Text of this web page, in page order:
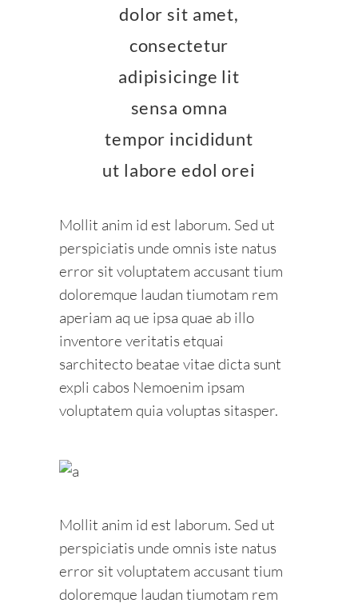
dolor sit amet,
consectetur
adipisicinge lit
sensa omna
tempor incididunt
ut labore edol orei
Mollit anim id est laborum. Sed ut
perspiciatis unde omnis iste natus
error sit voluptatem accusant tium
doloremque laudan tiumotam rem
aperiam aq ue ipsa quae ab illo
inventore veritatis etquai
sarchitecto beatae vitae dicta sunt
expli cabos Nemoenim ipsam
voluptatem quia voluptas sitasper.
Mollit anim id est laborum. Sed ut
perspiciatis unde omnis iste natus
error sit voluptatem accusant tium
doloremque laudan tiumotam rem